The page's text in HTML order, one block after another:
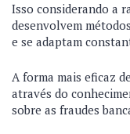
Isso considerando a
desenvolvem
e se adaptam
A forma mais eficaz
através do
sobre as fraudes